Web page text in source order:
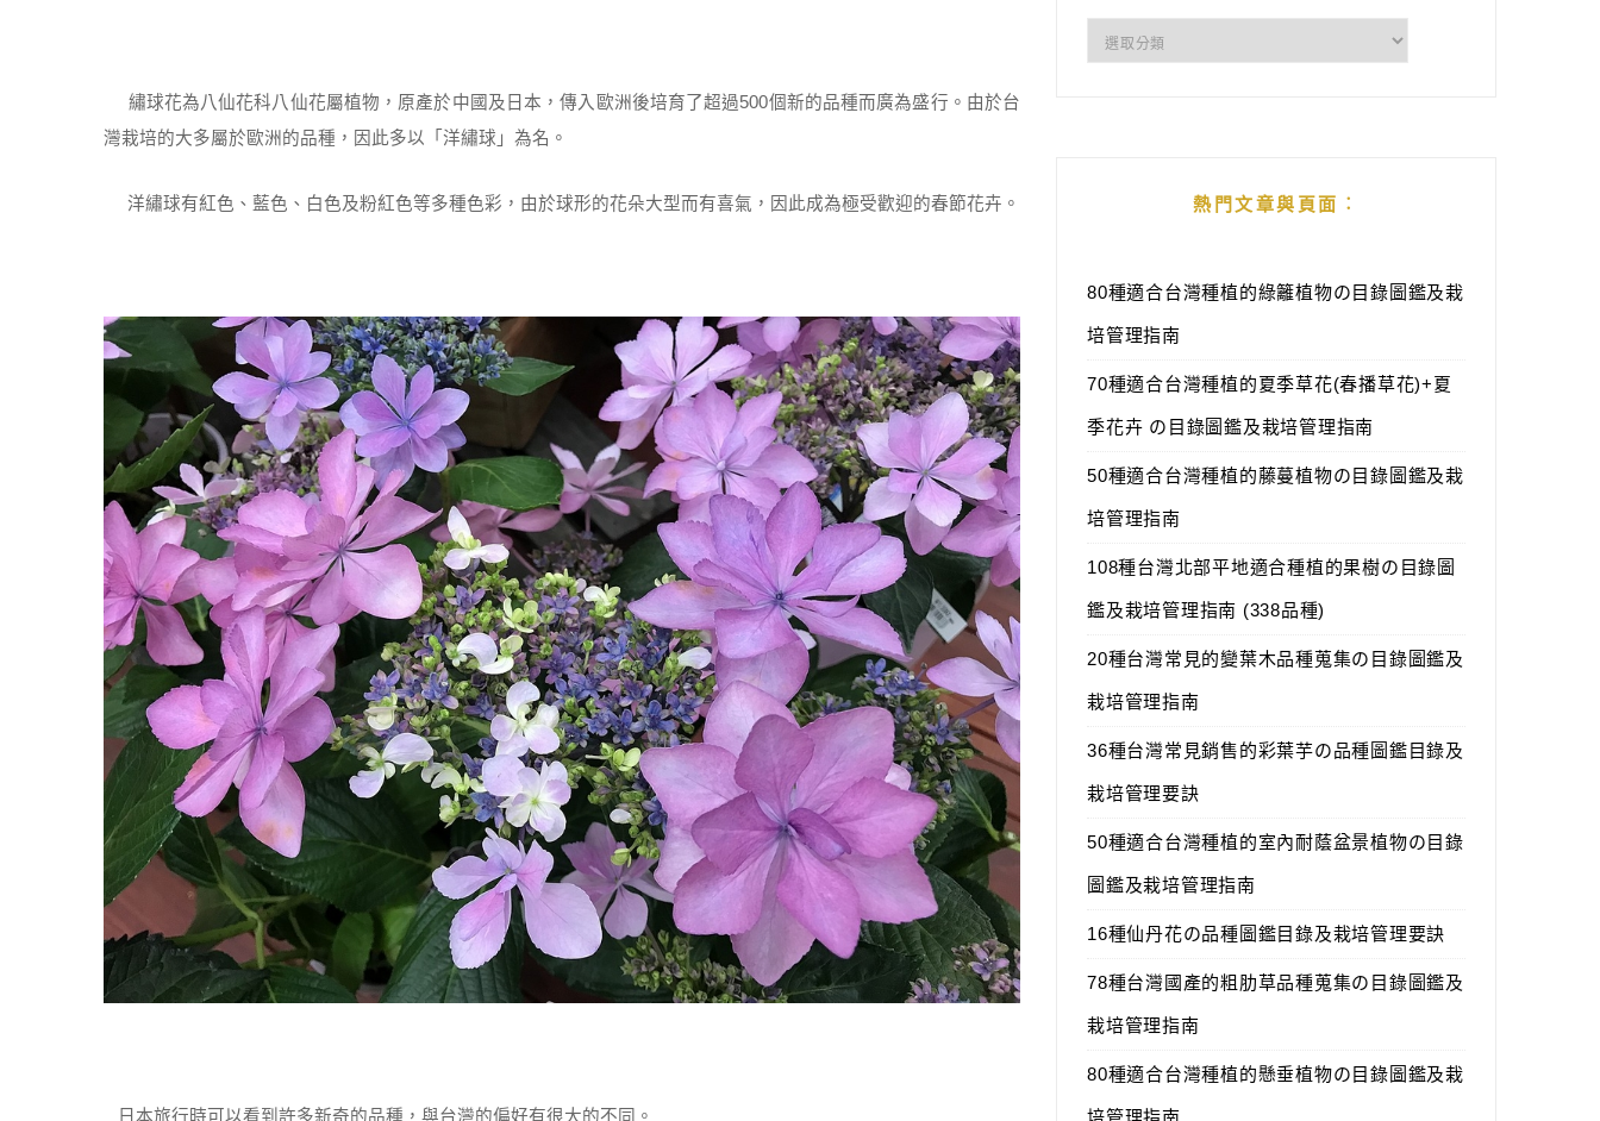
繡球花為八仙花科八仙花屬植物，原產於中國及日本，傳入歐洲後培育了超過500個新的品種而廣為盛行。由於台
灣栽培的大多屬於歐洲的品種，因此多以「洋繡球」為名。
洋繡球有紅色、藍色、白色及粉紅色等多種色彩，由於球形的花朵大型而有喜氣，因此成為極受歡迎的春節花卉。
日本旅行時可以看到許多新奇的品種，與台灣的偏好有很大的不同。
熱門文章與頁面︰
80種適合台灣種植的綠籬植物の目錄圖鑑及栽
培管理指南
70種適合台灣種植的夏季草花(春播草花)+夏
季花卉 の目錄圖鑑及栽培管理指南
50種適合台灣種植的藤蔓植物の目錄圖鑑及栽
培管理指南
108種台灣北部平地適合種植的果樹の目錄圖
鑑及栽培管理指南 (338品種)
20種台灣常見的變葉木品種蒐集の目錄圖鑑及
栽培管理指南
36種台灣常見銷售的彩葉芋の品種圖鑑目錄及
栽培管理要訣
50種適合台灣種植的室內耐蔭盆景植物の目錄
圖鑑及栽培管理指南
16種仙丹花の品種圖鑑目錄及栽培管理要訣
78種台灣國產的粗肋草品種蒐集の目錄圖鑑及
栽培管理指南
80種適合台灣種植的懸垂植物の目錄圖鑑及栽
培管理指南